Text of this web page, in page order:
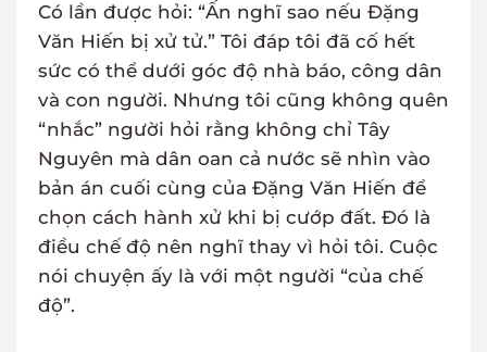
Có lần được hỏi: “Ấn nghĩ sao nếu Đặng
Văn Hiến bị xử tử.” Tôi đáp tôi đã cố hết
sức có thể dưới góc độ nhà báo, công dân
và con người. Nhưng tôi cũng không quên
“nhắc” người hỏi rằng không chỉ Tây
Nguyên mà dân oan cả nước sẽ nhìn vào
bản án cuối cùng của Đặng Văn Hiến để
chọn cách hành xử khi bị cướp đất. Đó là
điều chế độ nên nghĩ thay vì hỏi tôi. Cuộc
nói chuyện ấy là với một người “của chế
độ”.